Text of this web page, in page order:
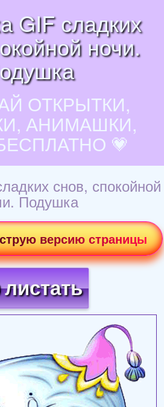
GIF сладких
ночи.
ОТКРЫТКИ,
АНИМАШКИ,
💗
снов, спокойной
Подушка
версию страницы